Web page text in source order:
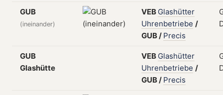
GUB
(ineinander)
VEB Glashütter
Uhrenbetriebe /
GUB/ Precis
GUB
Glashütte
VEB Glashütter
Uhrenbetriebe /
GUB/ Precis